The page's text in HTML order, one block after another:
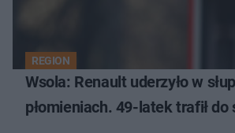
REGION
Wsola: Renault uderzyło w
płomieniach. 49-latek trafił do